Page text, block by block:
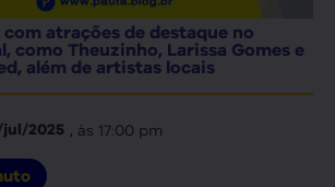
atrações de destaque no
como Theuzinho, Larissa Gomes e
além de artistas locais
jul/2025 , às 17:00 pm